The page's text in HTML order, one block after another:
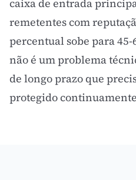
caixa de entrada
remetentes com
percentual sobe para
não é um problema
de longo prazo que
protegido